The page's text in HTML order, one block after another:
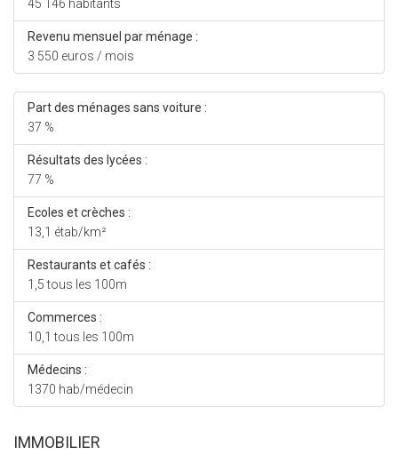
45 146 habitants
Revenu mensuel par ménage :
3 550 euros / mois
Part des ménages sans voiture :
37 %
Résultats des lycées :
77 %
Ecoles et crèches :
13,1 étab/km²
Restaurants et cafés :
1,5 tous les 100m
Commerces :
10,1 tous les 100m
Médecins :
1370 hab/médecin
IMMOBILIER